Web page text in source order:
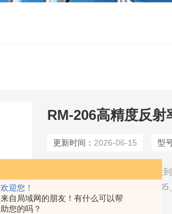
欢迎您！
来自局域网的朋友！有什么可以帮
助您的吗？
RM-206高精度反射
更新时间： 2026-06-15 型
高精度反射率仪 技术指标已达
ISO3906-1980（E）、
GB927088、GB5211.17-88对